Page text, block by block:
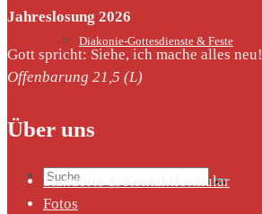
Diakonie-Gottesdienste & Feste
Suche
Jahreslosung 2026
Gott spricht: Siehe, ich mache alles neu!
Offenbarung 21,5 (L)
Über uns
Standorte & Kontaktformular
Fotos